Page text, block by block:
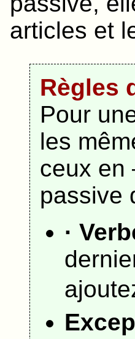
articles et
Règles
Pour
les
ceux en
passive
·